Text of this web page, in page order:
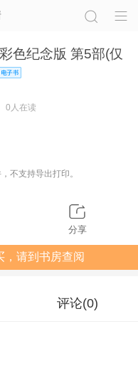
色纪念版 第5部(仅
0人在读
不支持导出打印。
分享
，请到书房查阅
评论(0)